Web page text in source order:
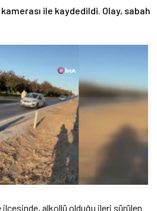
ile kaydedildi. Olay, sabah
ilçesinde, alkollü olduğu ileri sürülen